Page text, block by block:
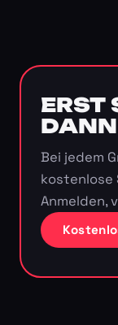
ERST
Bei jedem
kostenlose
Anmelden,